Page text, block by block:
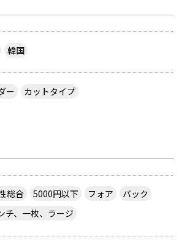
、接着層の厚さは ３枚合板で 15 / 2 ＝
５枚合板で 15 / 4 ＝ 3.75% 以下 ７枚合
15% もありえますね 【質問】 （１）卓
フォア面に近い所に 厚い接着層を入れ
たのでしょうか？
あり得ますよ。 ２枚合板、昔にあったセ
、４枚合板だったかは忘れましたが。
見る
韓国
ー カットタイプ
総合 5000円以下 フォア
バック
チ、一枚、ラージ